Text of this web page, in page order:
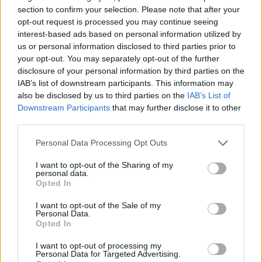
section to confirm your selection. Please note that after your
opt-out request is processed you may continue seeing
interest-based ads based on personal information utilized by
us or personal information disclosed to third parties prior to
your opt-out. You may separately opt-out of the further
disclosure of your personal information by third parties on the
IAB’s list of downstream participants. This information may
also be disclosed by us to third parties on the IAB’s List of
Downstream Participants that may further disclose it to other
Please note that this website/app uses one or more Google
not limited to your visit or usage behaviour. You may click to
grant or deny consent to Google and its third-party tags to
use your data for below specified purposes in below Google
consent section.
Personal Data Processing Opt Outs
I want to opt-out of the Sharing of my
personal data.
Opted In
I want to opt-out of the Sale of my
Personal Data.
Opted In
I want to opt-out of processing my
Personal Data for Targeted Advertising.